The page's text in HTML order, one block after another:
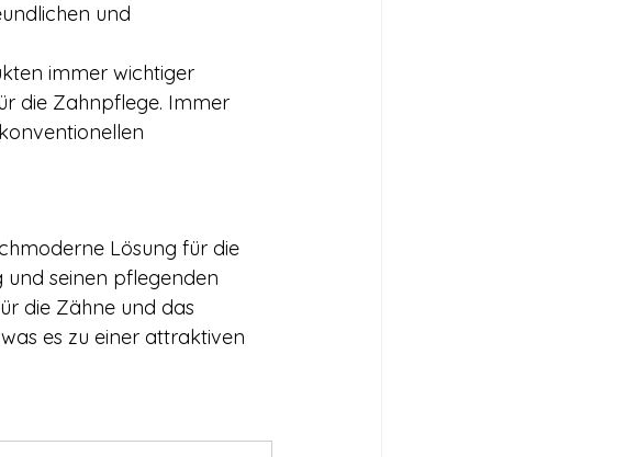
und
immer wichtiger
die Zahnpflege. Immer
Lösung für die
und seinen pflegenden
die Zähne und das
es zu einer attraktiven